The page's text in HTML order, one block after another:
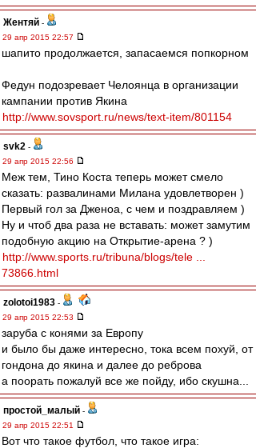
Жентяй -
29 апр 2015 22:57
шапито продолжается, запасаемся попкорном
Федун подозревает Челоянца в организации
кампании против Якина
http://www.sovsport.ru/news/text-item/801154
svk2 -
29 апр 2015 22:56
Меж тем, Тино Коста теперь может смело
сказать: развалинами Милана удовлетворен )
Первый гол за Дженоа, с чем и поздравляем )
Ну и чтоб два раза не вставать: может замутим
подобную акцию на Открытие-арена ? )
http://www.sports.ru/tribuna/blogs/tele ...
73866.html
zolotoi1983 -
29 апр 2015 22:53
заруба с конями за Европу
и было бы даже интересно, тока всем похуй, от
гондона до якина и далее до реброва
а поорать пожалуй все же пойду, ибо скушна...
простой_малый -
29 апр 2015 22:51
Вот что такое футбол, что такое игра: